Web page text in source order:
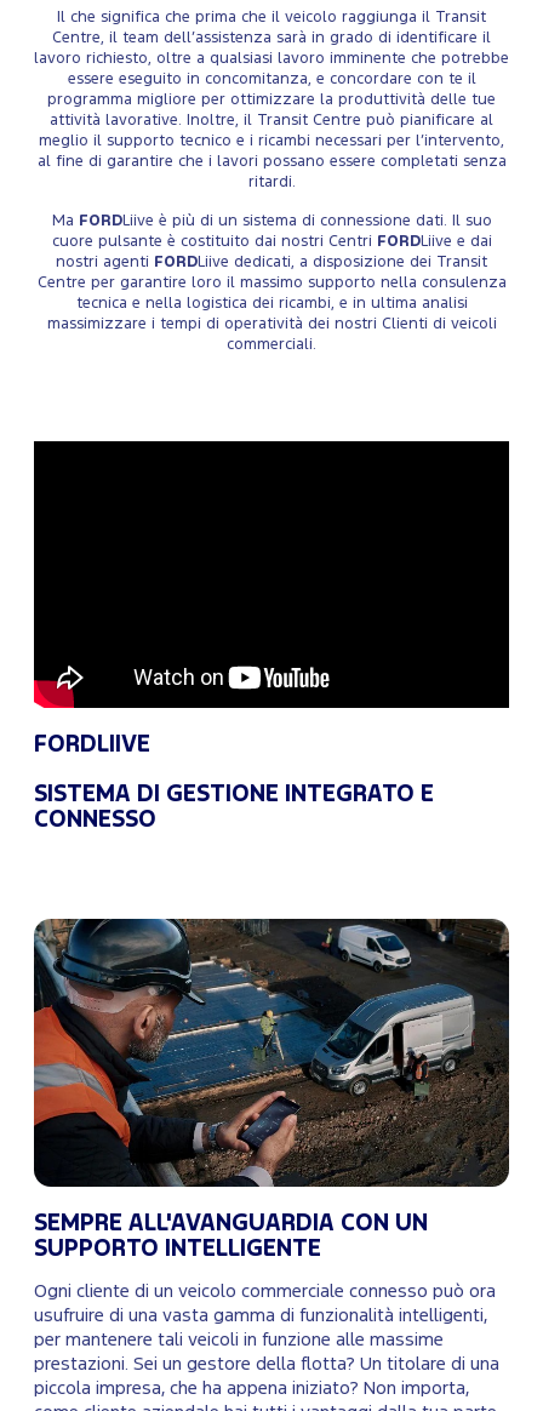
Il che significa che prima che il veicolo raggiunga il Transit
Centre, il team dell’assistenza sarà in grado di identificare il
lavoro richiesto, oltre a qualsiasi lavoro imminente che potrebbe
essere eseguito in concomitanza, e concordare con te il
programma migliore per ottimizzare la produttività delle tue
attività lavorative. Inoltre, il Transit Centre può pianificare al
meglio il supporto tecnico e i ricambi necessari per l’intervento,
al fine di garantire che i lavori possano essere completati senza
ritardi.
Ma FORDLiive è più di un sistema di connessione dati. Il suo
cuore pulsante è costituito dai nostri Centri
FORDLiive e dai
nostri agenti
FORD Liive dedicati, a disposizione dei Transit
Centre per garantire loro il massimo supporto nella consulenza
tecnica e nella logistica dei ricambi, e in ultima analisi
massimizzare i tempi di operatività dei nostri Clienti di veicoli
commerciali.
FORDLIIVE
SISTEMA DI GESTIONE INTEGRATO E
CONNESSO
SEMPRE ALL'AVANGUARDIA CON UN
SUPPORTO INTELLIGENTE
Ogni cliente di un veicolo commerciale connesso può ora
usufruire di una vasta gamma di funzionalità intelligenti,
per mantenere tali veicoli in funzione alle massime
prestazioni. Sei un gestore della flotta? Un titolare di una
piccola impresa, che ha appena iniziato? Non importa,